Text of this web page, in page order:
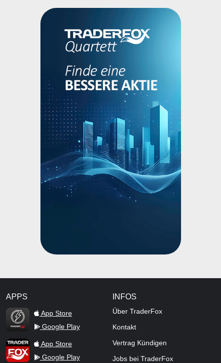
APPS
TraderFox Flash
App Store
Google Play
TraderFox AppApp Store
Google Play
INFOS
Über TraderFox
Kontakt
Vertrag Kündigen
Jobs bei TraderFox